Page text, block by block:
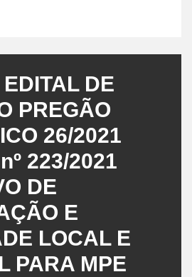
DE
PREGÃO
26/2021
223/2021
DE
E
LOCAL E
PARA MPE